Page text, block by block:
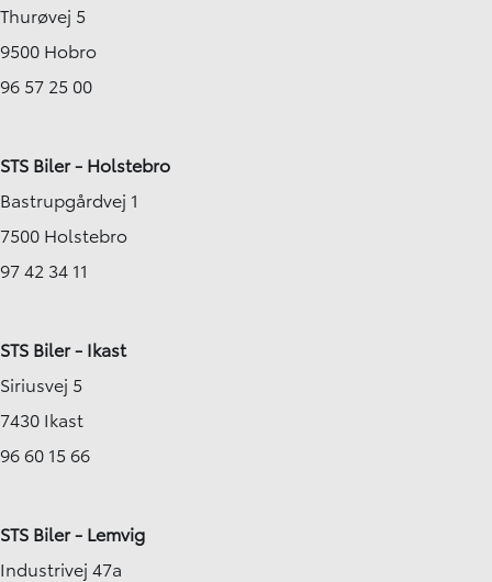
Thurøvej 5
9500 Hobro
96 57 25 00
STS Biler - Holstebro
Bastrupgårdvej 1
7500 Holstebro
97 42 34 11
STS Biler - Ikast
Siriusvej 5
7430 Ikast
96 60 15 66
STS Biler - Lemvig
Industrivej 47a